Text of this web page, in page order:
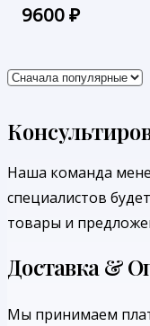
9600₽
Наша команда
специалистов
товары и
Доставка &
Мы принимаем